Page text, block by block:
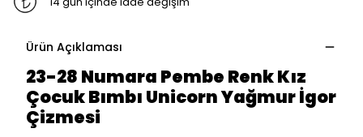
Ürün Açıklaması
23-28 Numara Pembe Renk Kız
Çocuk Bımbı Unicorn Yağmur İgor
Çizmesi